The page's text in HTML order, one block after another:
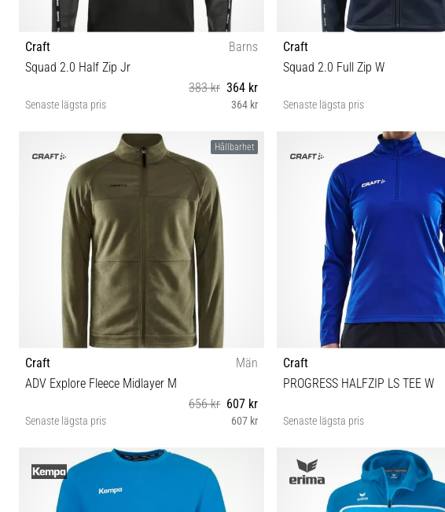
Craft
Barns
Squad 2.0 Half Zip Jr
383 kr 364 kr
Senaste lägsta pris 364 kr
122
Craft
Squad 2.0 Full Zip W
Senaste lägsta pris
5 8
Hållbarhet
Craft
Män
ADV Explore Fleece Midlayer M
656 kr 607 kr
Senaste lägsta pris 607 kr
7
Craft
PROGRESS HALFZIP LS TEE W
Senaste lägsta pris
XXL